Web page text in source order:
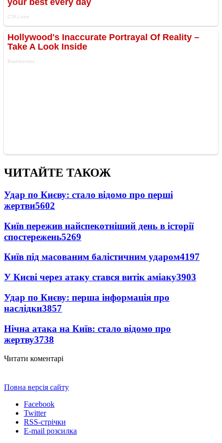
ЧИТАЙТЕ ТАКОЖ
Удар по Києву: стало відомо про перші
жертви5602
Київ пережив найспекотніший день в історії
спостережень5269
Київ під масованим балістичним ударом4197
У Києві через атаку стався витік аміаку3903
Удар по Києву: перша інформація про
наслідки3857
Нічна атака на Київ: стало відомо про
жертву3738
Читати коментарі
Повна версія сайту
Facebook
Twitter
RSS-стрічки
E-mail розсилка